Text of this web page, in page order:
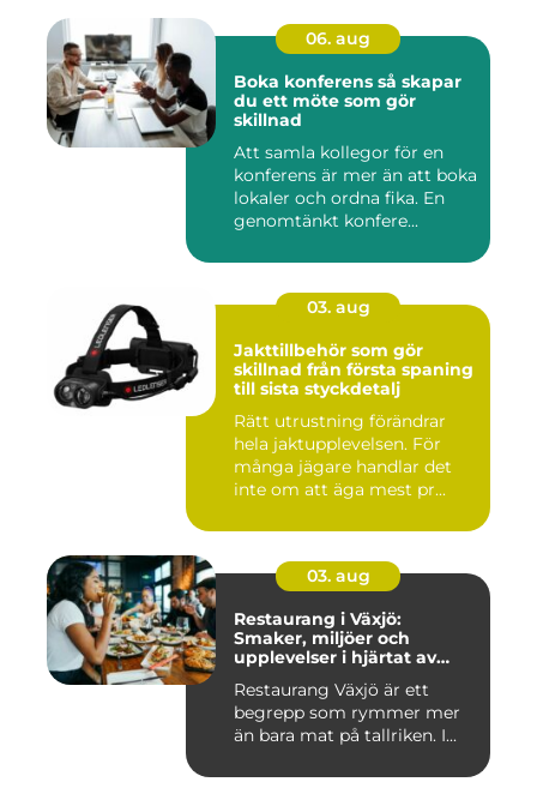
06. aug
Boka konferens så skapar
du ett möte som gör
skillnad
Att samla kollegor för en
konferens är mer än att boka
lokaler och ordna fika. En
genomtänkt konfere...
03. aug
Jakttillbehör som gör
skillnad från första spaning
till sista styckdetalj
Rätt utrustning förändrar
hela jaktupplevelsen. För
många jägare handlar det
inte om att äga mest pr...
03. aug
Restaurang i Växjö:
Smaker, miljöer och
upplevelser i hjärtat av
Restaurang Växjö är ett
begrepp som rymmer mer
än bara mat på tallriken. I...